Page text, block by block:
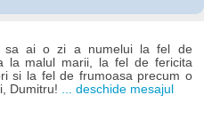
sa ai o zi a numelui la fel de
la malul marii, la fel de fericita
si la fel de frumoasa precum o
Dumitru! ... deschide mesajul